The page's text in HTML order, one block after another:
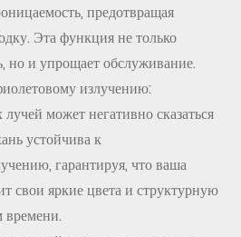
предотвращая
Эта функция не только
но и упрощает обслуживание.
излучению:
может негативно сказаться
устойчива к
гарантируя, что ваша
свои яркие цвета и структурную
времени.